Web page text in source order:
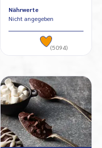
Nährwerte
Nicht angegeben
(5094)